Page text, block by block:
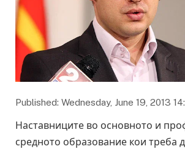
Published: Wednesday, June 19, 2013
Наставниците во основното и
средното образование кои треба